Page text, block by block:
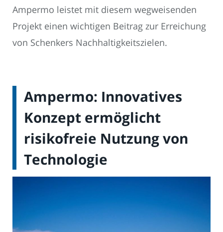
Ampermo leistet mit diesem wegweisenden
Projekt einen wichtigen Beitrag zur Erreichung
von Schenkers Nachhaltigkeitszielen.
Ampermo: Innovatives
Konzept ermöglicht
risikofreie Nutzung von
Technologie